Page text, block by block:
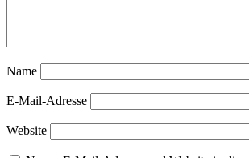
Name
E-Mail-Adresse
Website